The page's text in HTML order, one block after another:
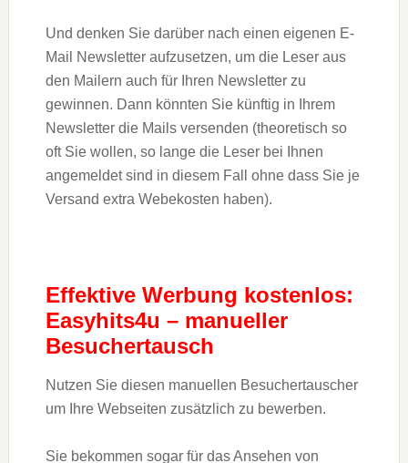
Und denken Sie darüber nach einen eigenen E-
Mail Newsletter aufzusetzen, um die Leser aus
den Mailern auch für Ihren Newsletter zu
gewinnen. Dann könnten Sie künftig in Ihrem
Newsletter die Mails versenden (theoretisch so
oft Sie wollen, so lange die Leser bei Ihnen
angemeldet sind in diesem Fall ohne dass Sie je
Versand extra Webekosten haben).
Effektive Werbung kostenlos:
Easyhits4u – manueller
Besuchertausch
Nutzen Sie diesen manuellen Besuchertauscher
um Ihre Webseiten zusätzlich zu bewerben.
Sie bekommen sogar für das Ansehen von